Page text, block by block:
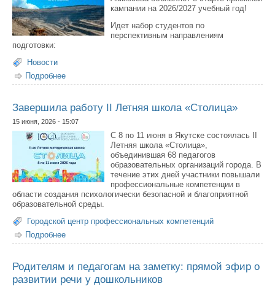
кампании на 2026/2027 учебный год!
Идет набор студентов по
перспективным направлениям
подготовки:
Новости
Подробнее
Завершила работу II Летняя школа «Столица»
15 июня, 2026 - 15:07
С 8 по 11 июня в Якутске состоялась II
Летняя школа «Столица»,
объединившая 68 педагогов
образовательных организаций города. В
течение этих дней участники повышали
профессиональные компетенции в
области создания психологически безопасной и благоприятной
образовательной среды.
Городской центр профессиональных компетенций
Подробнее
Родителям и педагогам на заметку: прямой эфир о
развитии речи у дошкольников